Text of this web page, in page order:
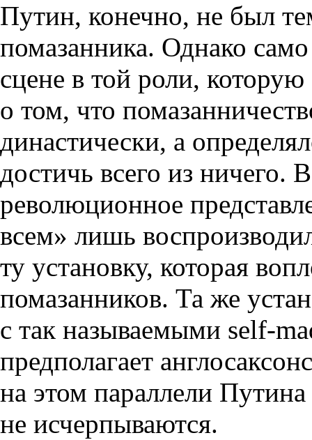
Путин, конечно, не был
помазанника. Однако
сцене в той роли, которую
о том, что
династически, а
достичь всего из ничего.
революционное
всем» лишь
ту установку, которая
помазанников. Та же
с так называемыми self-
предполагает
на этом параллели
не исчерпываются.